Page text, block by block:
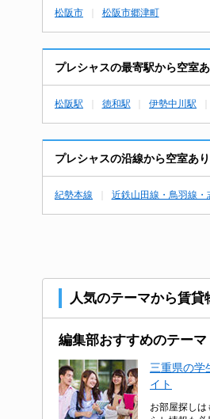
松阪市 松阪市郷津町
プレシャスの最寄駅から空室
松阪駅 徳和駅 伊勢中川駅
プレシャスの沿線から空室あ
紀勢本線 近鉄山田線・鳥羽線・
人気のテーマから賃貸
編集部おすすめのテーマ
三重県の学
イト
お部屋探し